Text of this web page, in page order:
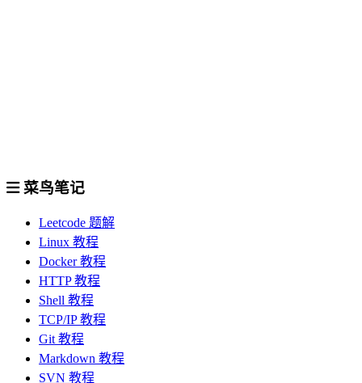
菜鸟笔记
Leetcode 题解
Linux 教程
Docker 教程
HTTP 教程
Shell 教程
TCP/IP 教程
Git 教程
Markdown 教程
SVN 教程